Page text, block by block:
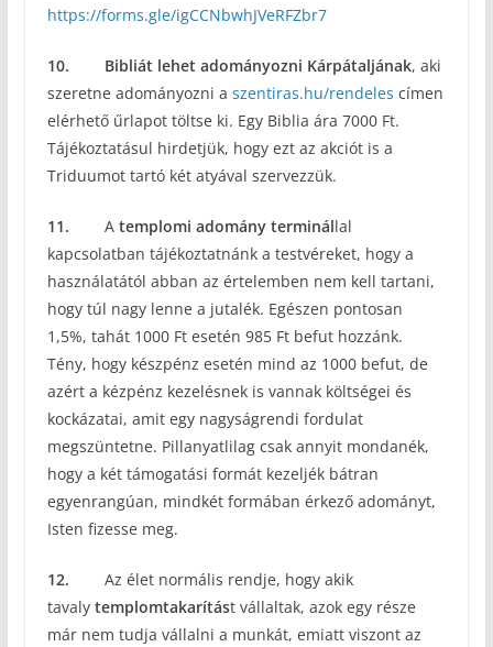
https://forms.gle/igCCNbwhJVeRFZbr7
10. Bibliát lehet adományozni Kárpátaljának, aki
szeretne adományozni a szentiras.hu/rendeles címen
elérhető űrlapot töltse ki. Egy Biblia ára 7000 Ft.
Tájékoztatásul hirdetjük, hogy ezt az akciót is a
Triduumot tartó két atyával szervezzük.
11. A templomi adomány terminállal
kapcsolatban tájékoztatnánk a testvéreket, hogy a
használatától abban az értelemben nem kell tartani,
hogy túl nagy lenne a jutalék. Egészen pontosan
1,5%, tahát 1000 Ft esetén 985 Ft befut hozzánk.
Tény, hogy készpénz esetén mind az 1000 befut, de
azért a kézpénz kezelésnek is vannak költségei és
kockázatai, amit egy nagyságrendi fordulat
megszüntetne. Pillanyatlilag csak annyit mondanék,
hogy a két támogatási formát kezeljék bátran
egyenrangúan, mindkét formában érkező adományt,
Isten fizesse meg.
12. Az élet normális rendje, hogy akik
tavaly templomtakarítást vállaltak, azok egy része
már nem tudja vállalni a munkát, emiatt viszont az